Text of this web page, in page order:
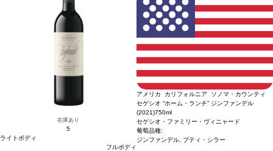
を使用した赤身や白身肉などと好相性
葡萄品種
80% マルベック、10% カベルネ・
ソーヴィニヨン、10% シラー
*本ヴィンテージが在庫切れの場合、在庫があり価格
が同様の場合は自動的に次のヴィンテージに変更されます、ご了承ください。
在庫あり
5
ライトボディ
フルボディ
アメリカ カリフォルニア ソノマ・カウンティ
セゲシオ “ホーム・ランチ” ジンファンデル
(2021)750ml
セゲシオ・ファミリー・ヴィニャード
葡萄品種:
ジンファンデル, プティ・シラー